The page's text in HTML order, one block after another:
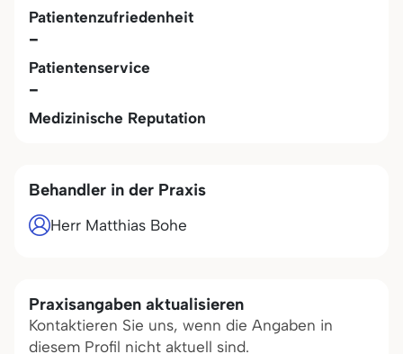
Patientenzufriedenheit
-
Patientenservice
-
Medizinische Reputation
Behandler in der Praxis
Herr Matthias Bohe
Praxisangaben aktualisieren
Kontaktieren Sie uns, wenn die Angaben in
diesem Profil nicht aktuell sind.